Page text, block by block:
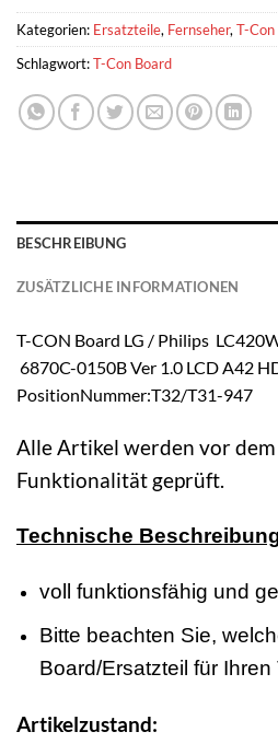
Kategorien: Ersatzteile, Fernseher, T-
Schlagwort:T-Con Board
BESCHREIBUNG
ZUSÄTZLICHE INFORMATIONEN
T-CON Board LG / Philips
6870C-0150B Ver 1.0 LCD A42
PositionNummer:T32/T31-947
Alle Artikel werden vor
Funktionalität geprüft.
Technische
voll funktionsfähig und
Bitte beachten Sie,
Board/Ersatzteil für
Artikelzustand: